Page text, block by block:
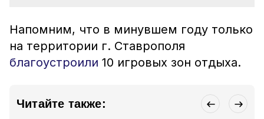
Напомним, что в минувшем году только
на территории г. Ставрополя
благоустроили 10 игровых зон отдыха.
Читайте также: